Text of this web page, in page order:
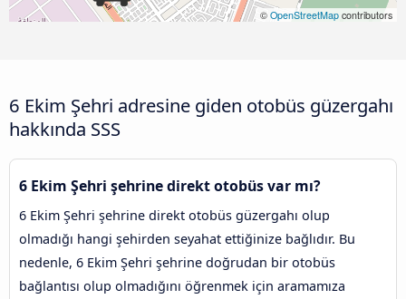
© OpenStreetMap contributors
6 Ekim Şehri adresine giden otobüs güzergahı
hakkında SSS
6 Ekim Şehri şehrine direkt otobüs var mı?
6 Ekim Şehri şehrine direkt otobüs güzergahı olup
olmadığı hangi şehirden seyahat ettiğinize bağlıdır. Bu
nedenle, 6 Ekim Şehri şehrine doğrudan bir otobüs
bağlantısı olup olmadığını öğrenmek için aramamıza